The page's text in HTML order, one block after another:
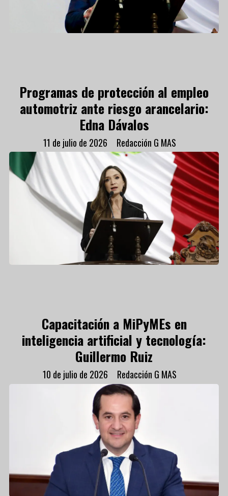
Programas de protección al empleo
automotriz ante riesgo arancelario:
Edna Dávalos
Redacción G MAS
11 de julio de 2026
Capacitación a MiPyMEs en
inteligencia artificial y tecnología:
Guillermo Ruiz
Redacción G MAS
10 de julio de 2026